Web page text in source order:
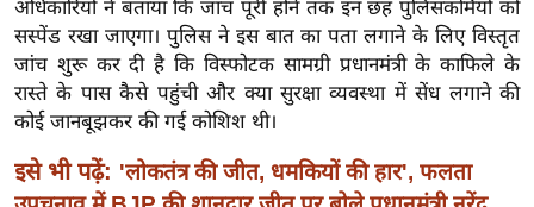
त्य
ज
ग
त
टो
अधिकारियों ने बताया कि जांच पूरी होने तक इन छह पुलिसकर्मियों को
सस्पेंड रखा जाएगा। पुलिस ने इस बात का पता लगाने के लिए विस्तृत
जांच शुरू कर दी है कि विस्फोटक सामग्री प्रधानमंत्री के काफिले के
रास्ते के पास कैसे पहुंची और क्या सुरक्षा व्यवस्था में सेंध लगाने की
कोई जानबूझकर की गई कोशिश थी।
इसे भी पढ़ें: 'लोकतंत्र की जीत, धमकियों की हार', फलता